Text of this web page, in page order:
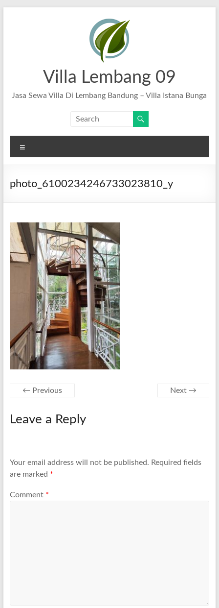
Villa Lembang 09
Jasa Sewa Villa Di Lembang Bandung – Villa Istana Bunga
photo_6100234246733023810_y
← Previous Next →
Leave a Reply
Your email address will not be published. Required fields
are marked *
Comment *